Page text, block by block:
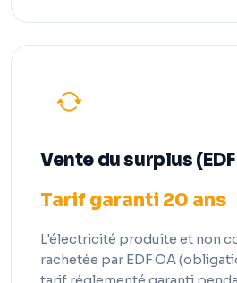
Vente du surplus
Tarif garanti 20 ans
L'électricité produite et non
rachetée par EDF OA